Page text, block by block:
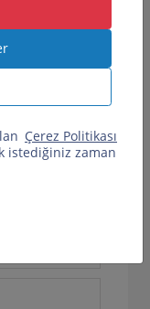
Çerez Politikası
istediğiniz zaman